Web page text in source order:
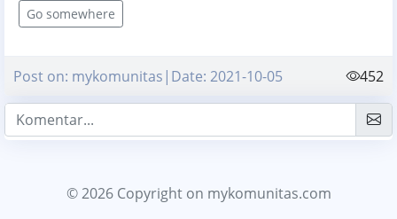
Go somewhere
Post on: mykomunitas|Date: 2021-10-05 452
© 2026 Copyright on mykomunitas.com